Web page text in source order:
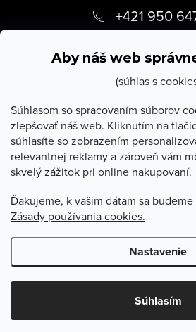
Aby náš web
(súhlas s
Súhlasom so spracovaním súborov
zlepšovať náš web. Kliknutím na
súhlasíte so zobrazením
relevantnej reklamy a zároveň vám
skvelý zážitok pri online nakupovaní.
Ďakujeme, k vašim dátam sa
Zásady používania cookies.
Nastavenie
Súhlasím
p
+421 950
O Stevula
Poradňa
Copyright 2026Stevula.sk. Všetky
nastavenie